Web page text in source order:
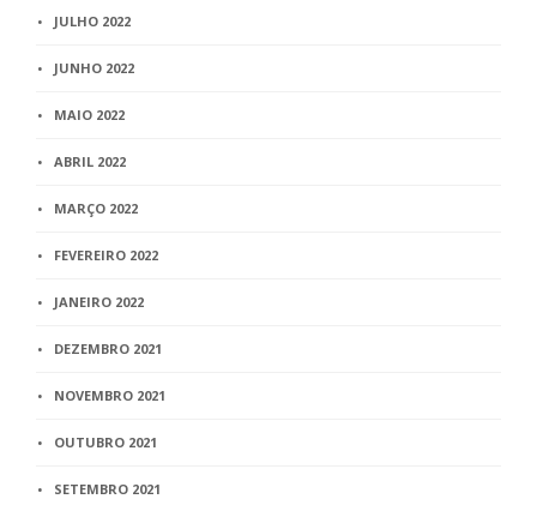
JULHO 2022
JUNHO 2022
MAIO 2022
ABRIL 2022
MARÇO 2022
FEVEREIRO 2022
JANEIRO 2022
DEZEMBRO 2021
NOVEMBRO 2021
OUTUBRO 2021
SETEMBRO 2021